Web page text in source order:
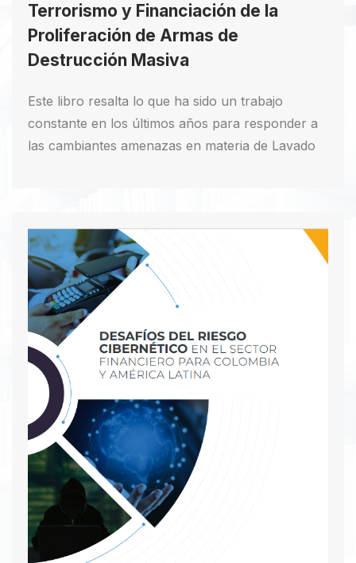
Terrorismo y Financiación de la
Proliferación de Armas de
Destrucción Masiva
Este libro resalta lo que ha sido un trabajo
constante en los últimos años para responder a
las cambiantes amenazas en materia de Lavado
entender esta lucha y su importancia, es
imperativo comprender los flagelos a los cuales
se expone no solo una entidad, sino toda la
sociedad por la ocurrencia de estas conductas.
Descargar PDF